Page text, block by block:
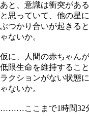
あと、意識は衝突があ
と思っていて、他の星
ぶつかり合いが起きる
ゃないか。
仮に、人間の赤ちゃん
低限生命を維持するこ
ラクションがない状態
ゃないか。
………ここまで1時間32